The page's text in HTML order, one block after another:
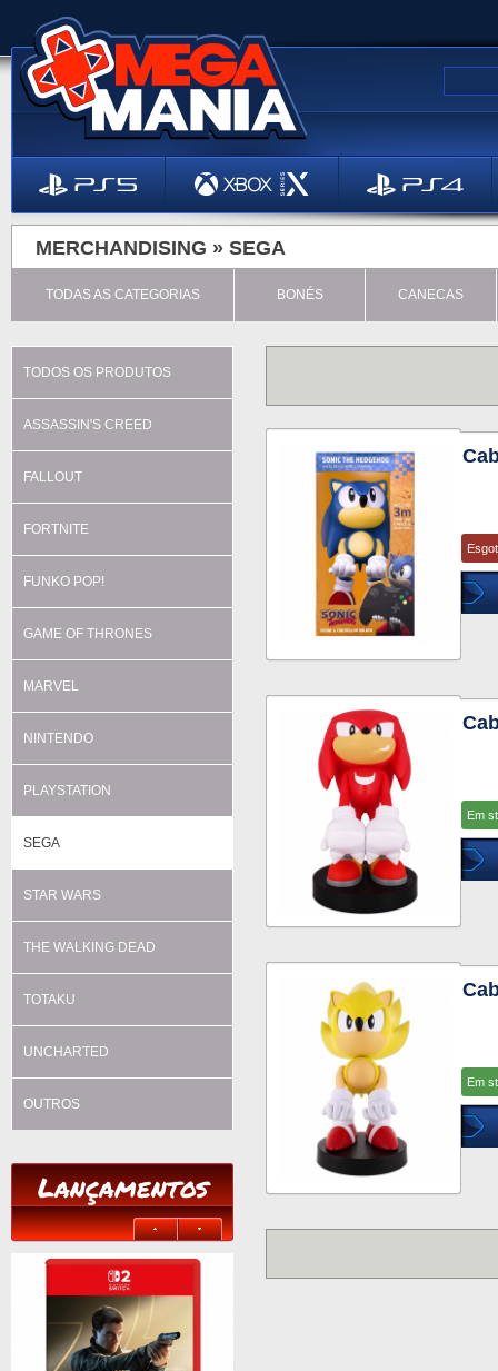
MERCHANDISING » SEGA
TODAS AS CATEGORIAS BONÉS CANECAS
TODOS OS PRODUTOS
ASSASSIN'S CREED
FALLOUT
FORTNITE
FUNKO POP!
GAME OF THRONES
MARVEL
NINTENDO
PLAYSTATION
SEGA
STAR WARS
THE WALKING DEAD
TOTAKU
UNCHARTED
OUTROS
Lançamentos
Em
Em